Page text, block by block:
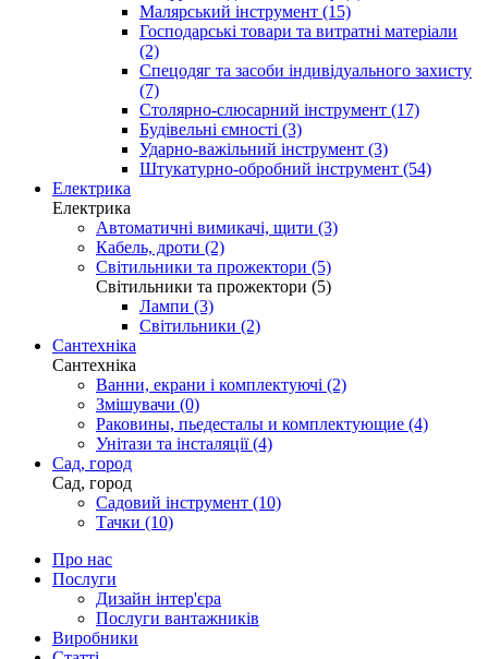
Малярський інструмент (15)
Господарські товари та витратні матеріали
(2)
Спецодяг та засоби індивідуального захисту
(7)
Столярно-слюсарний інструмент (17)
Будівельні ємності (3)
Ударно-важільний інструмент (3)
Штукатурно-обробний інструмент (54)
Електрика
Електрика
Автоматичні вимикачі, щити (3)
Кабель, дроти (2)
Світильники та прожектори (5)
Світильники та прожектори (5)
Лампи (3)
Світильники (2)
Сантехніка
Сантехніка
Ванни, екрани і комплектуючі (2)
Змішувачи (0)
Раковины, пьедесталы и комплектующие (4)
Унітази та інсталяції (4)
Сад, город
Сад, город
Садовий інструмент (10)
Тачки (10)
Про нас
Послуги
Дизайн інтер'єра
Послуги вантажників
Виробники